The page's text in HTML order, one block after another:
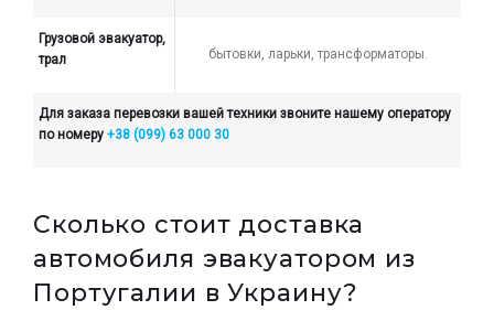
Грузовой эвакуатор,
трал
бытовки, ларьки, трансформаторы.
Для заказа перевозки вашей техники звоните нашему оператору
по номеру +38 (099) 63 000 30
Сколько стоит доставка
автомобиля эвакуатором из
Португалии в Украину?